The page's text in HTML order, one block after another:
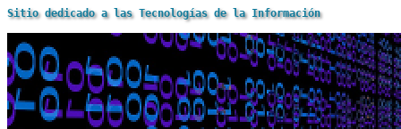
Sitio dedicado a las Tecnologías de la Información